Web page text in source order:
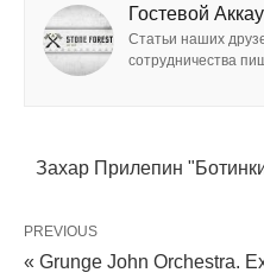
Гостевой
Статьи наших
сотрудничества
Захар Прилепин
PREVIOUS
« Grunge John Orchestra.